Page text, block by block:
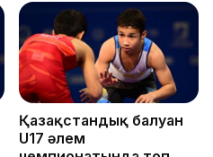
Қазақстандық балуан
U17 әлем